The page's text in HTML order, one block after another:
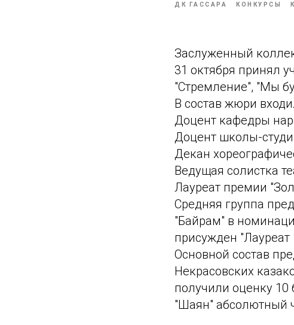
ДК ГАССАРА КОНКУРСЫ
Заслуженный
31 октября принял
"Стремление", "Мы
В состав жюри
Доцент кафедры
Доцент школы-
Декан
Ведущая солистка
Лауреат премии
Средняя группа
"Байрам" в
присужден "Лауреат
Основной состав
Некрасовских
получили оценку 10
"Шаян" абсолютный